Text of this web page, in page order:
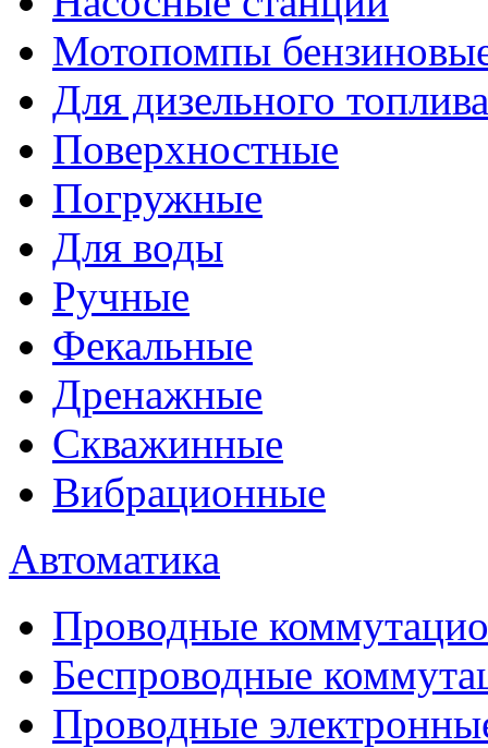
Мотопомпы
Для дизельного топлива
Поверхностные
Погружные
Для воды
Ручные
Фекальные
Дренажные
Скважинные
Вибрационные
Автоматика
Проводные
Беспроводные
Проводные